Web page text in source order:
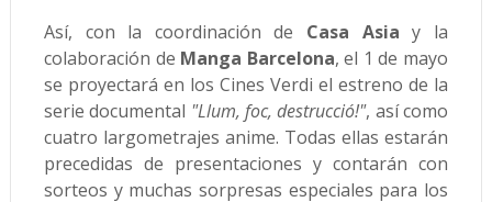
Así, con la coordinación de Casa Asia y la
colaboración de Manga Barcelona, el 1 de mayo
se proyectará en los Cines Verdi el estreno de la
serie documental "Llum, foc, destrucció!", así como
cuatro largometrajes anime. Todas ellas estarán
precedidas de presentaciones y contarán con
sorteos y muchas sorpresas especiales para los